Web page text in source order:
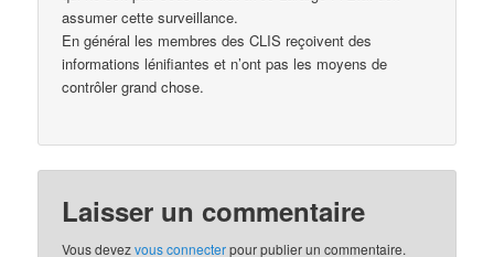
assumer cette surveillance.
En général les membres des CLIS reçoivent des
informations lénifiantes et n’ont pas les moyens de
contrôler grand chose.
Laisser un commentaire
Vous devezvous connecterpour publier un commentaire.